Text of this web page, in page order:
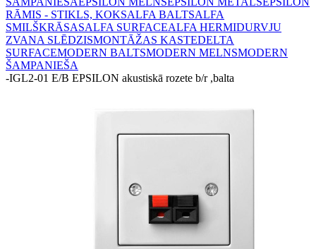
RĀMIS - STIKLS, KOKSALFA BALTSALFA
SMILŠKRĀSASALFA SURFACEALFA HERMIDURVJU
ZVANA SLĒDZISMONTĀŽAS KASTEDELTA
SURFACEMODERN BALTSMODERN MELNSMODERN
ŠAMPANIEŠA
-IGL2-01 E/B EPSILON akustiskā rozete b/r ,balta